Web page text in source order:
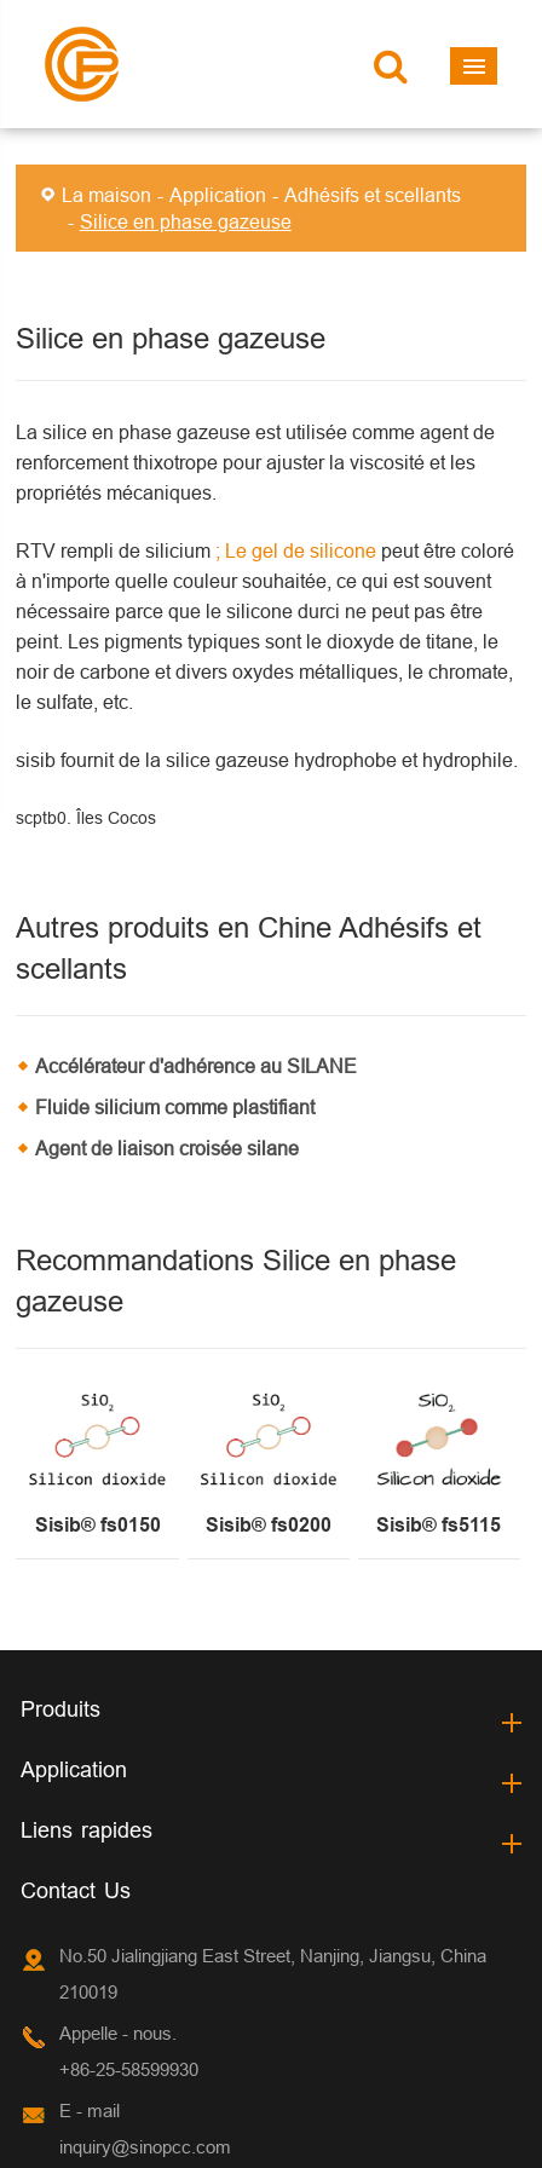
La maison Application
Adhésifs et scellants
Silice en phase gazeuse
Silice en phase gazeuse
La silice en phase gazeuse est utilisée comme agent de
renforcement thixotrope pour ajuster la viscosité et les
propriétés mécaniques.
RTV rempli de silicium ; Le gel de silicone peut être coloré
à n'importe quelle couleur souhaitée, ce qui est souvent
nécessaire parce que le silicone durci ne peut pas être
peint. Les pigments typiques sont le dioxyde de titane, le
noir de carbone et divers oxydes métalliques, le chromate,
le sulfate, etc.
sisib fournit de la silice gazeuse hydrophobe et hydrophile.
scptb0. Îles Cocos
Autres produits en Chine Adhésifs et
scellants
Accélérateur d'adhérence au SILANE
Fluide silicium comme plastifiant
Agent de liaison croisée silane
Recommandations Silice en phase
gazeuse
Sisib® fs0150 Sisib® fs0200 Sisib® fs5115
Produits
Application
Liens rapides
Contact Us
No.50 Jialingjiang East Street, Nanjing, Jiangsu, China
210019
Appelle - nous.
+86-25-58599930
E - mail
inquiry@sinopcc.com